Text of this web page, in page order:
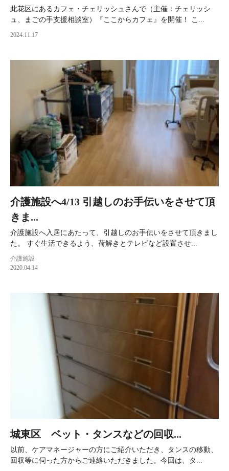
此花区にあるカフェ・チェリッシュさんで（主催：チェリッシ
ュ、まごの手支援相談室）『ここからカフェ』を開催！ こ...
2024.11.17
介護施設へ4/13 引越しのお手伝いをさせて頂
きま...
介護施設へ入居にあたって、引越しのお手伝いをさせて頂きまし
た。 すぐ生活できるよう、荷解きとテレビなど設置させ...
介護施設
2020.04.14
城東区 ベット・タンスなどの回収...
以前、ケアマネージャーの方にご紹介いただき、タンスの移動、
回収等に伺った方からご連絡いただきました。今回は、タ...